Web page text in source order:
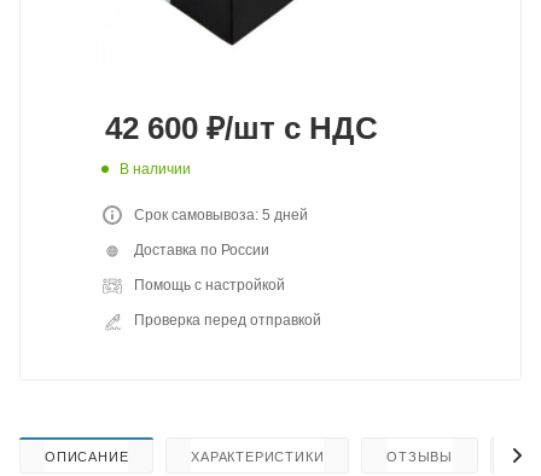
42 600 ₽/шт с НДС
В наличии
Срок самовывоза: 5 дней
Доставка по России
Помощь с настройкой
Проверка перед отправкой
ОПИСАНИЕ ХАРАКТЕРИСТИКИ ОТЗЫВЫ